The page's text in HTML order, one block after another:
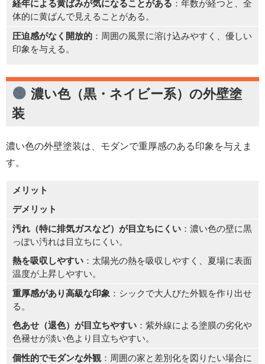
経年による黄ばみが気になることがある ：年数が経つと、全
体的に黄ばんで見えることがある。
圧迫感がなく開放的 ：周囲の風景に溶け込みやすく、優しい
印象を与える。
濃い色（黒・ネイビー系）の外壁塗
装
濃い色の外壁塗装は、モダンで重厚感のある印象を与えま
す。
メリット
デメリット
汚れ（特に排気ガスなど）が目立ちにくい ：濃い色の壁に黒
っぽい汚れは目立ちにくい。
熱を吸収しやすい ：太陽光の熱を吸収しやすく、夏場に表面
温度が上昇しやすい。
重厚感があり高級な印象 ：シックで大人びた外観を作り出せ
る。
色あせ（退色）が目立ちやすい ：紫外線による塗膜の劣化や
色褪せが淡い色より目立ちやすい。
個性的でモダンな外観 ：周囲の家と差別化を図りたい場合に